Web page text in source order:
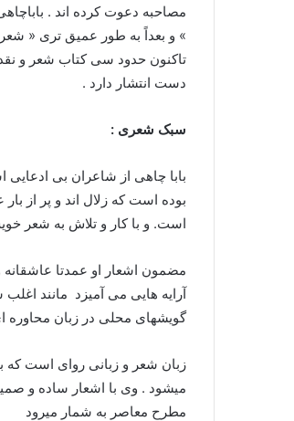
مصاحبه دعوت کرده اند .
» و بعداً به طور عمیق تری «
تاکنون حدود سی کتاب شعر و
دست انتشار دارد .
سبک شعری :
بابا چاهی از شاعران بی
بوده است که زلال اند و پر از
است. و با کار و تلاش به شعر
مضمون اشعار او عمدتا
آرایه هایی می آمیزد مانند
گویشهای محلی در زبان محاوره
زبان شعر و زبانی روای است که
میشود . وی با اشعار ساده و
مطرح معاصر به شمار میرود